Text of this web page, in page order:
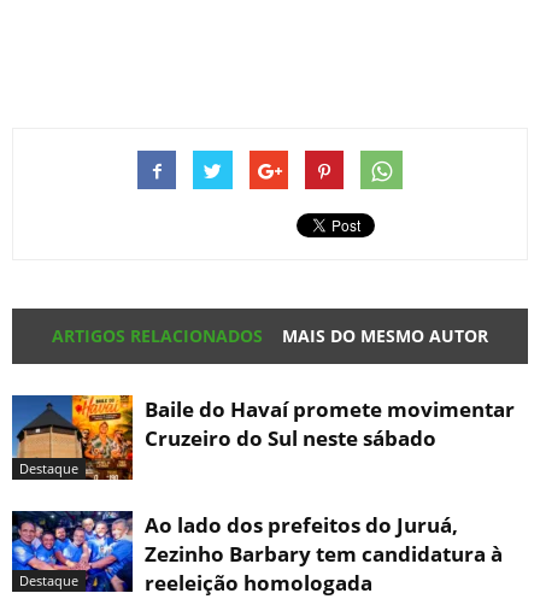
ARTIGOS RELACIONADOS MAIS DO MESMO AUTOR
Destaque
Baile do Havaí promete movimentar
Cruzeiro do Sul neste sábado
Destaque
Ao lado dos prefeitos do Juruá,
Zezinho Barbary tem candidatura à
reeleição homologada